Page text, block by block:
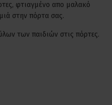
φτιαγμένο απο μαλακό
στην πόρτα σας.
των παιδιών στις πόρτες.